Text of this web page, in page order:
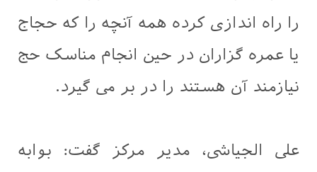
را راه اندازی کرده همه آنچه را که حجاج
يا عمره گزاران در حین انجام مناسک حج
نیازمند آن هستند را در بر می گیرد.
علی الجیاشی، مدیر مرکز گفت: بوابه